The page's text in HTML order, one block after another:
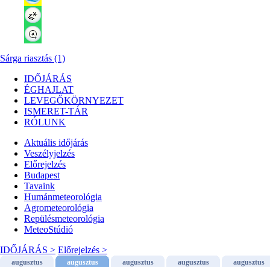
Sárga riasztás (1)
IDŐJÁRÁS
ÉGHAJLAT
LEVEGŐKÖRNYEZET
ISMERET-TÁR
RÓLUNK
Aktuális időjárás
Veszélyjelzés
Előrejelzés
Budapest
Tavaink
Humánmeteorológia
Agrometeorológia
Repülésmeteorológia
MeteoStúdió
IDŐJÁRÁS > Előrejelzés >
augusztus augusztus augusztus augusztus augusztus